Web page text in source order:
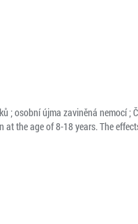
újma zaviněná nemocí
age of 8-18 years. The